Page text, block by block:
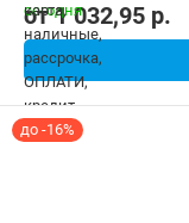
от1 032,95 p.
до -16%